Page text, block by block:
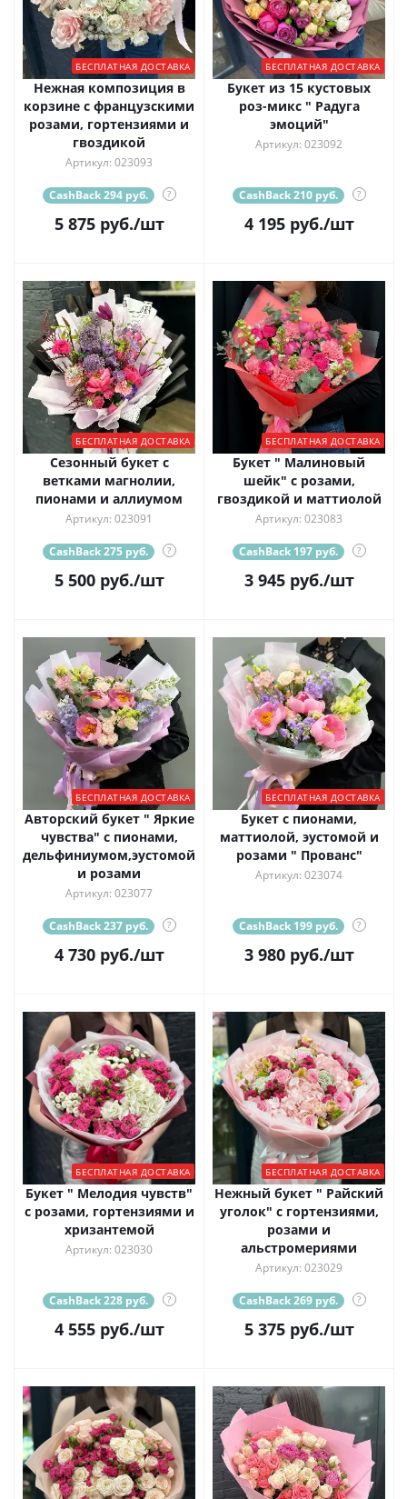
БЕСПЛАТНАЯ ДОСТАВКА
Нежная композиция в
корзине с французскими
розами, гортензиями и
гвоздикой
Артикул: 023093
CashBack 294 руб. ?
5 875руб./шт
БЕСПЛАТНАЯ ДОСТАВКА
Букет из 15 кустовых
роз-микс " Радуга
эмоций"
Артикул: 023092
CashBack 210 руб. ?
4 195руб./шт
БЕСПЛАТНАЯ ДОСТАВКА
Сезонный букет с
ветками магнолии,
пионами и аллиумом
Артикул: 023091
CashBack 275 руб. ?
5 500руб./шт
БЕСПЛАТНАЯ ДОСТАВКА
Букет " Малиновый
шейк" с розами,
гвоздикой и маттиолой
Артикул: 023083
CashBack 197 руб. ?
3 945руб./шт
БЕСПЛАТНАЯ ДОСТАВКА
Авторский букет " Яркие
чувства" с пионами,
дельфиниумом,эустомой
и розами
Артикул: 023077
CashBack 237 руб. ?
4 730руб./шт
БЕСПЛАТНАЯ ДОСТАВКА
Букет с пионами,
маттиолой, эустомой и
розами " Прованс"
Артикул: 023074
CashBack 199 руб. ?
3 980руб./шт
БЕСПЛАТНАЯ ДОСТАВКА
Букет " Мелодия чувств"
с розами, гортензиями и
хризантемой
Артикул: 023030
CashBack 228 руб. ?
4 555руб./шт
БЕСПЛАТНАЯ ДОСТАВКА
Нежный букет " Райский
уголок" с гортензиями,
розами и
альстромериями
Артикул: 023029
CashBack 269 руб. ?
5 375руб./шт